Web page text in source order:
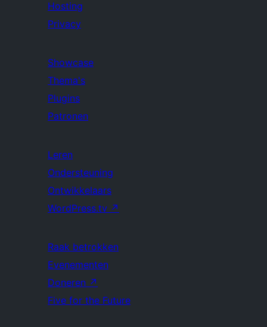
Hosting
Privacy
Showcase
Thema's
Plugins
Patronen
Leren
Ondersteuning
Ontwikkelaars
WordPress.tv ↗
Raak betrokken
Evenementen
Doneren ↗
Five for the Future